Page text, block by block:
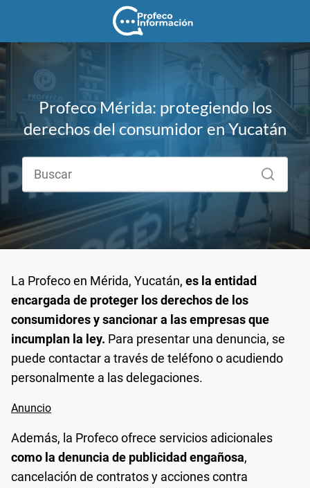
Profeco Mérida: protegiendo los
derechos del consumidor en Yucatán
La Profeco en Mérida, Yucatán, es la entidad
encargada de proteger los derechos de los
consumidores y sancionar a las empresas que
incumplan la ley. Para presentar una denuncia, se
puede contactar a través de teléfono o acudiendo
personalmente a las delegaciones.
Además, la Profeco ofrece servicios adicionales
como la denuncia de publicidad engañosa,
cancelación de contratos y acciones contra